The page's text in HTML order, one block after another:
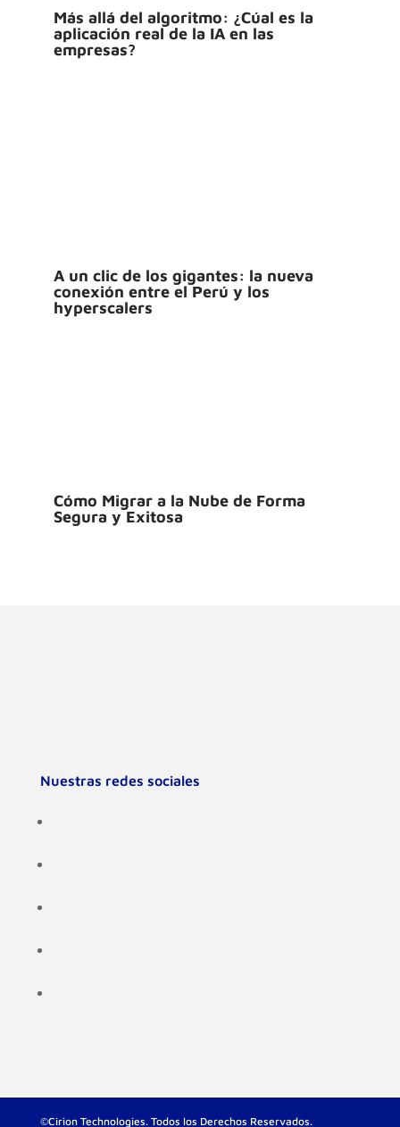
Más allá del algoritmo: ¿Cúal es la
aplicación real de la IA en las
empresas?
A un clic de los gigantes: la nueva
conexión entre el Perú y los
hyperscalers
Cómo Migrar a la Nube de Forma
Segura y Exitosa
Nuestras redes sociales
©Cirion Technologies. Todos los Derechos Reservados.